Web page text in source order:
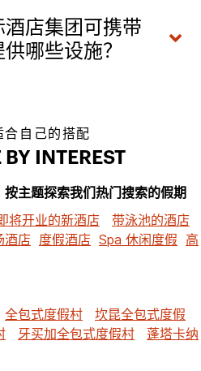
店集团可携带
哪些设施？
合自己的搭配
BY INTEREST
主题探索我们热门搜索的假期
将开业的新酒店
带泳池的酒店
酒店 度假酒店 Spa 休闲度假 高
全包式度假村
坎昆全包式度假
牙买加全包式度假村
蓬塔卡纳